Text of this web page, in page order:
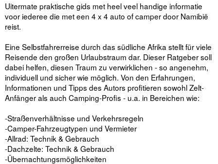
Uitermate praktische gids met heel veel handige informatie
voor iederee die met een 4 x 4 auto of camper door Namibië
reist.
Eine Selbstfahrerreise durch das südliche Afrika stellt für viele
Reisende den großen Urlaubstraum dar. Dieser Ratgeber soll
dabei helfen, diesen Traum zu verwirklichen - so angenehm,
individuell und sicher wie möglich. Von den Erfahrungen,
Informationen und Tipps des Autors profitieren sowohl Zelt-
Anfänger als auch Camping-Profis - u.a. in Bereichen wie:
-Straßenverhältnisse und Verkehrsregeln
-Camper-Fahrzeugtypen und Vermieter
-Allrad: Technik & Gebrauch
-Dachzelte: Technik & Gebrauch
-Übernachtungsmöglichkeiten